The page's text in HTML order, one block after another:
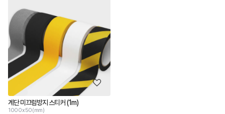
계단 미끄럼방지 스티커 (1m)
1000x50(mm)